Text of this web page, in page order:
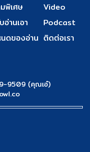
พิเศษ
อ่านเอา
ดของอ่าน
Video
Podcast
ติดต่อเรา
9509 (คุณเอ๋)